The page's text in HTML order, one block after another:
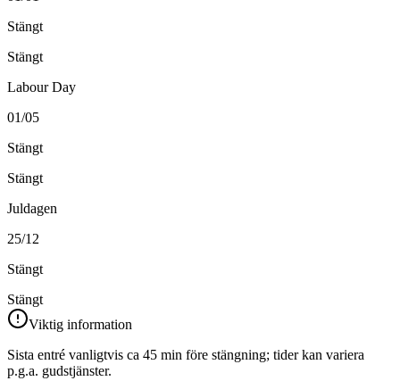
Stängt
Stängt
Labour Day
01/05
Stängt
Stängt
Juldagen
25/12
Stängt
Stängt
Viktig information
Sista entré vanligtvis ca 45 min före stängning; tider kan variera
p.g.a. gudstjänster.